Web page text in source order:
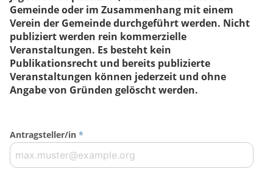
Gemeinde oder im Zusammenhang mit einem
Verein der Gemeinde durchgeführt werden. Nicht
publiziert werden rein kommerzielle
Veranstaltungen. Es besteht kein
Publikationsrecht und bereits publizierte
Veranstaltungen können jederzeit und ohne
Angabe von Gründen gelöscht werden.
Antragsteller/in *